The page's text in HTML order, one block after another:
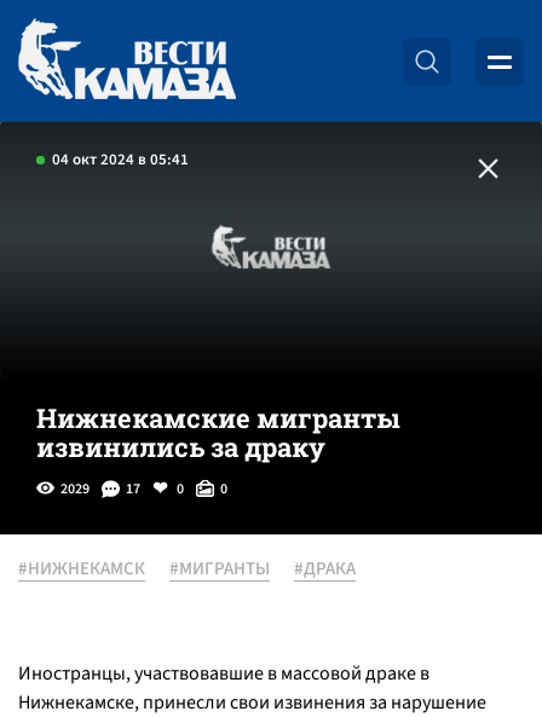
04 окт 2024 в 05:41
Нижнекамские мигранты
извинились за драку
2029 17 0 0
#НИЖНЕКАМСК #МИГРАНТЫ #ДРАКА
Иностранцы, участвовавшие в массовой драке в
Нижнекамске, принесли свои извинения за нарушение